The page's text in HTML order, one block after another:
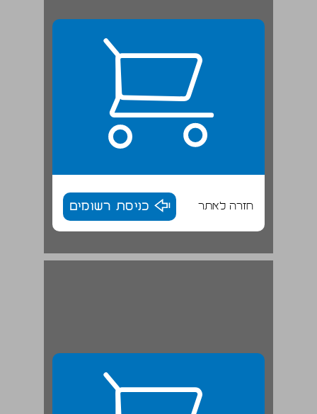
חזרה לאתר כניסת רשומים